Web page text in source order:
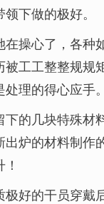
下做的极好。
在操心了，各种
工工整整规规
理的得心应手。
下的几块特殊材
炉的材料制作
极好的干员穿戴